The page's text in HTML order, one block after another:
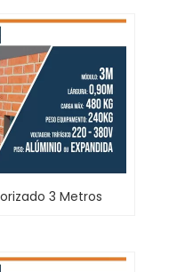
3 Metros